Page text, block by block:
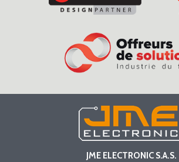
JME ELECTRONIC S.A.S.